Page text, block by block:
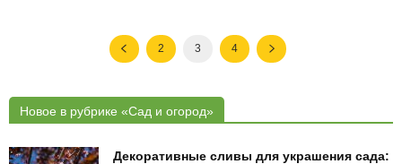
2 3 4
Новое в рубрике «Сад и огород»
Декоративные сливы для украшения сада: